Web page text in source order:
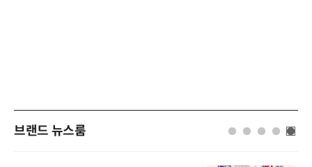
브랜드 뉴스룸